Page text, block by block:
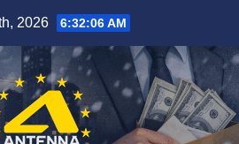
2026 6:32:07 AM